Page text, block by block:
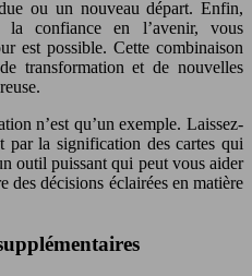
ou un nouveau départ. Enfin,
la confiance en l’avenir, vous
est possible. Cette combinaison
transformation et de nouvelles
n’est qu’un exemple. Laissez-
la signification des cartes qui
outil puissant qui peut vous aider
des décisions éclairées en matière